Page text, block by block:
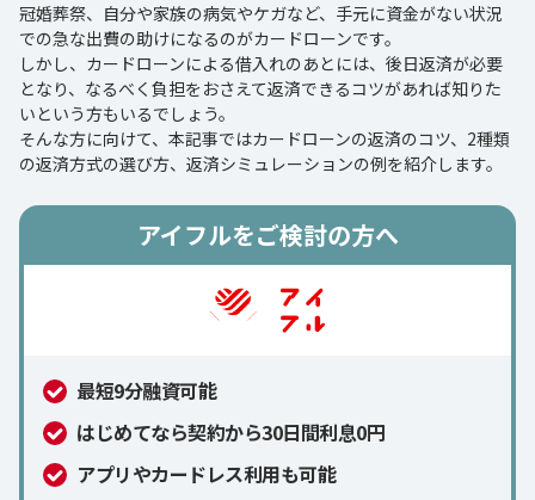
冠婚葬祭、自分や家族の病気やケガなど、手元に資金がない状況
での急な出費の助けになるのがカードローンです。
しかし、カードローンによる借入れのあとには、後日返済が必要
となり、なるべく負担をおさえて返済できるコツがあれば知りた
いという方もいるでしょう。
そんな方に向けて、本記事ではカードローンの返済のコツ、2種類
の返済方式の選び方、返済シミュレーションの例を紹介します。
アイフルをご検討の方へ
最短9分融資可能
はじめてなら契約から30日間利息0円
アプリやカードレス利用も可能